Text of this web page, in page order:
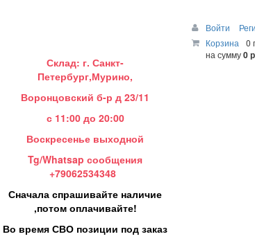
Склад: г. Санкт-
Петербург,Мурино,
Воронцовский б-р д 23/11
с 11:00 до 20:00
Воскресенье выходной
Tg/Whatsap сообщения
+79062534348
Сначала спрашивайте наличие
,потом оплачивайте!
Во время СВО позиции под заказ
Войти
Корзина
0
на сумму0